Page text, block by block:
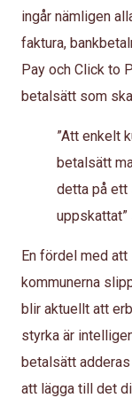
ingår nämligen
faktura,
Pay och Click to
betalsätt som
”Att enkelt
betalsätt
detta på ett
En fördel med
kommunerna
blir aktuellt att
styrka är
betalsätt
att lägga till det